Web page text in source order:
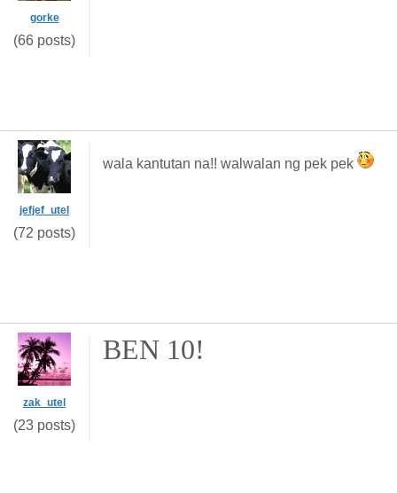
gorke
(66 posts)
jefjef_utel
(72 posts)
wala kantutan na!! walwalan ng pek pek
zak_utel
(23 posts)
BEN 10!